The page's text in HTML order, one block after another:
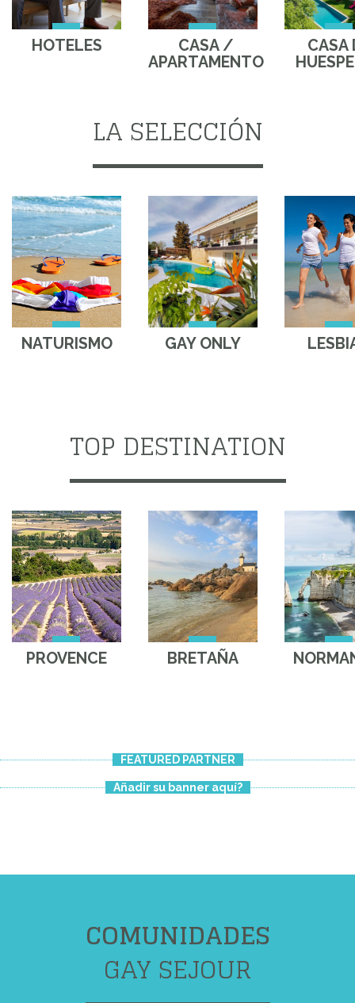
HOTELES
CASA /
APARTAMENTO
CASA
LA SELECCIÓN
NATURISMO GAY ONLY
TOP DESTINATION
PROVENCE BRETAÑA
FEATURED PARTNER
Añadir su banner aquí?
COMUNIDADES
GAY SEJOUR